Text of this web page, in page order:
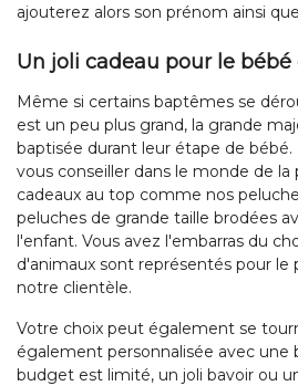
ajouterez alors son prénom ainsi
Un joli cadeau pour le
Même si certains baptêmes se
est un peu plus grand, la grande
baptisée durant leur étape de
vous conseiller dans le monde de la
cadeaux au top comme nos
peluches de grande taille brodées
l'enfant. Vous avez l'embarras du
d'animaux sont représentés pour le
notre clientèle.
Votre choix peut également se
également personnalisée avec une
budget est limité, un joli bavoir ou